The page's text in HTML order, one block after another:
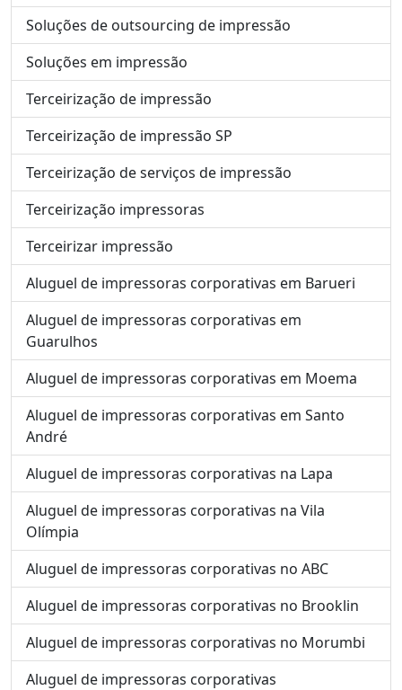
Soluções de outsourcing de impressão
Soluções em impressão
Terceirização de impressão
Terceirização de impressão SP
Terceirização de serviços de impressão
Terceirização impressoras
Terceirizar impressão
Aluguel de impressoras corporativas em Barueri
Aluguel de impressoras corporativas em
Guarulhos
Aluguel de impressoras corporativas em Moema
Aluguel de impressoras corporativas em Santo
André
Aluguel de impressoras corporativas na Lapa
Aluguel de impressoras corporativas na Vila
Olímpia
Aluguel de impressoras corporativas no ABC
Aluguel de impressoras corporativas no Brooklin
Aluguel de impressoras corporativas no Morumbi
Aluguel de impressoras corporativas